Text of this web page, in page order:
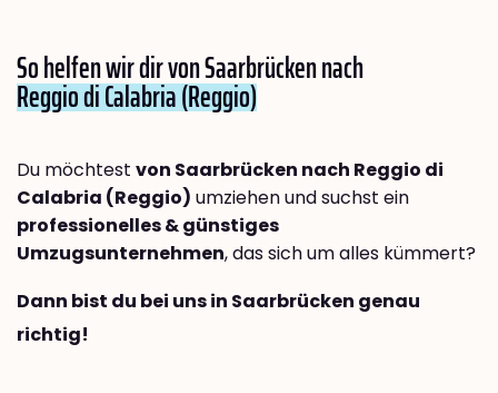
So helfen wir dir von Saarbrücken nach
Reggio di Calabria (Reggio)
Du möchtest von Saarbrücken nach Reggio di
Calabria (Reggio) umziehen und suchst ein
professionelles & günstiges
Umzugsunternehmen, das sich um alles kümmert?
Dann bist du bei uns in Saarbrücken genau
richtig!